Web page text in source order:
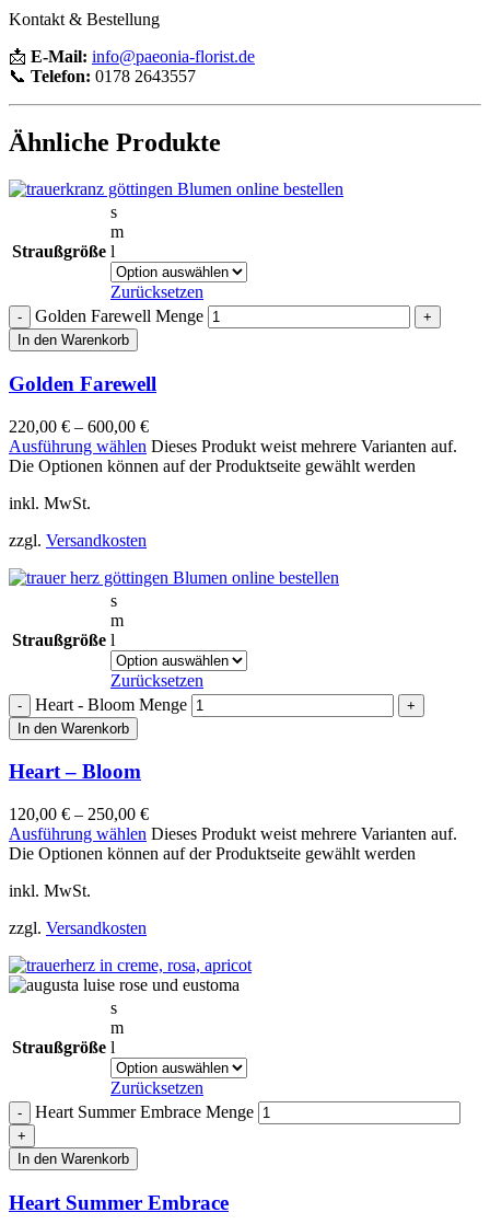
Kontakt & Bestellung
📩 E-Mail: info@paeonia-florist.de
📞 Telefon: 0178 2643557
Ähnliche Produkte
Straußgröße
s
m
l
Zurücksetzen
Golden Farewell Menge
In den Warenkorb
Golden Farewell
220,00 € – 600,00 €
Ausführung wählen Dieses Produkt weist mehrere Varianten auf.
Die Optionen können auf der Produktseite gewählt werden
inkl. MwSt.
zzgl. Versandkosten
Straußgröße
s
m
l
Zurücksetzen
Heart - Bloom Menge
In den Warenkorb
Heart – Bloom
120,00 € – 250,00 €
Ausführung wählen Dieses Produkt weist mehrere Varianten auf.
Die Optionen können auf der Produktseite gewählt werden
inkl. MwSt.
zzgl. Versandkosten
Straußgröße
s
m
l
Zurücksetzen
Heart Summer Embrace Menge
In den Warenkorb
Heart Summer Embrace